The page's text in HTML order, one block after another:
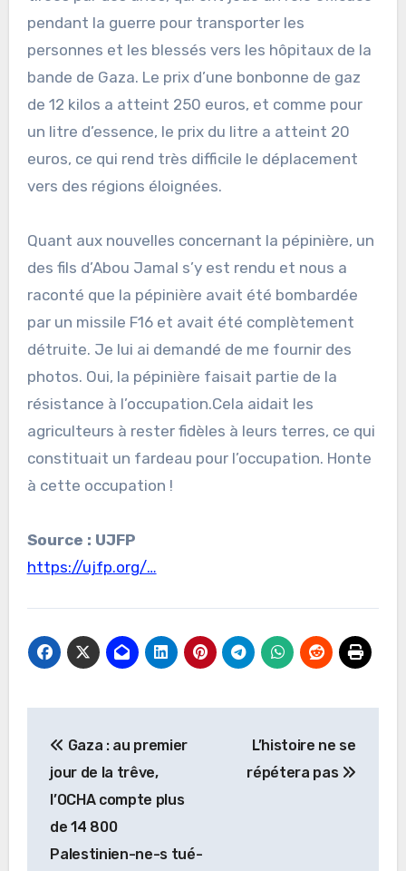
pendant la guerre pour transporter les
personnes et les blessés vers les hôpitaux de la
bande de Gaza. Le prix d’une bonbonne de gaz
de 12 kilos a atteint 250 euros, et comme pour
un litre d’essence, le prix du litre a atteint 20
euros, ce qui rend très difficile le déplacement
vers des régions éloignées.
Quant aux nouvelles concernant la pépinière, un
des fils d’Abou Jamal s’y est rendu et nous a
raconté que la pépinière avait été bombardée
par un missile F16 et avait été complètement
détruite. Je lui ai demandé de me fournir des
photos. Oui, la pépinière faisait partie de la
résistance à l’occupation.Cela aidait les
agriculteurs à rester fidèles à leurs terres, ce qui
constituait un fardeau pour l’occupation. Honte
à cette occupation !
Source : UJFP
https://ujfp.org/…
de
l’article
Gaza : au premier
jour de la trêve,
l’OCHA compte plus
de 14 800
Palestinien-ne-s tué-
L’histoire ne se
répétera pas